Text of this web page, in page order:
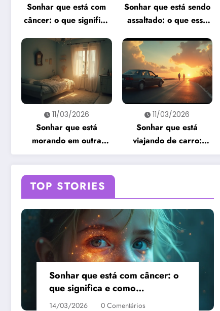
Sonhar que está com
câncer: o que significa
Sonhar que está sendo
assaltado: o que esse
11/03/2026
Sonhar que está
morando em outra
casa: o que revela esse
sonho?
11/03/2026
Sonhar que está
viajando de carro:
significado e
interpretação
TOP STORIES
Sonhar que está com câncer: o
que significa e como
interpretar?
14/03/2026 0 Comentários